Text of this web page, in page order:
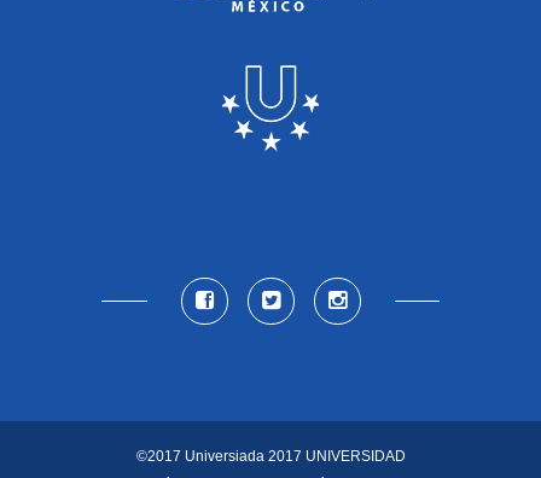
©2017 Universiada 2017 UNIVERSIDAD